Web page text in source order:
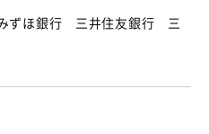
ずほ銀行 三井住友銀行 三